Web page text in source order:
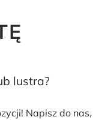
lustra?
Napisz do nas,